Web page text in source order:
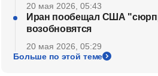
20 мая 2026, 05:43
Иран пообещал США
возобновятся
20 мая 2026, 05:29
Больше по этой теме